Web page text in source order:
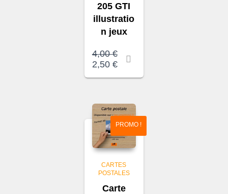
205 GTI
illustratio
n jeux
4,00€Le
prix
2,50 €Le
2,50 €.
PROMO !
CARTES
POSTALES
Carte